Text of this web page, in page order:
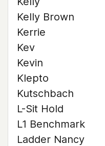
Kelly Brown
Kerrie
Kev
Kevin
Klepto
Kutschbach
L-Sit Hold
L1 Benchmark
Ladder Nancy